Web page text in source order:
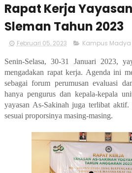
Rapat Kerja
Sleman Tahun 2023
Februari 05, 2023 Kampus Madya
Senin-Selasa, 30-31 Januari 2023,
mengadakan rapat kerja. Agenda ini
sebagai forum perumusan evaluasi
hanya pengurus dan kepala-kepala
yayasan As-Sakinah juga terlibat
sesuai proporsinya masing-masing.